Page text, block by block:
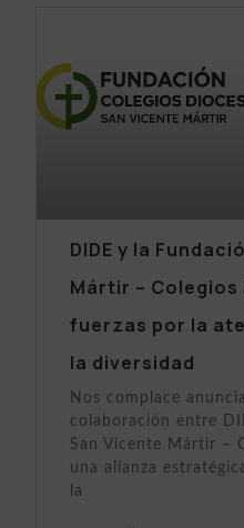
DIDE y la
Mártir – Colegios
fuerzas por la
la diversidad
Nos complace
colaboración entre
San Vicente Mártir –
una alianza
la